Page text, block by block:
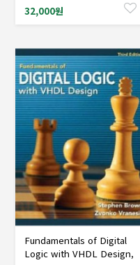
32,000원
샘플도서신청
Fundamentals of Digital
Logic with VHDL Design,